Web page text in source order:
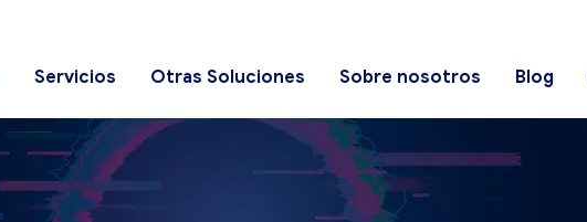
Servicios Otras Soluciones Sobre nosotros Blog